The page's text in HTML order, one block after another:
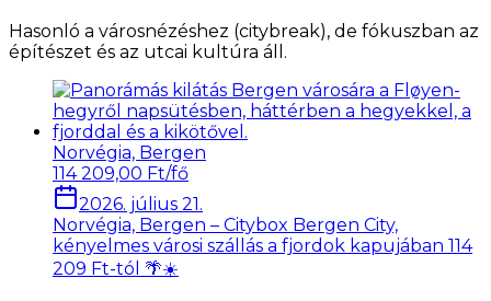
Hasonló a városnézéshez (citybreak), de fókuszban az
építészet és az utcai kultúra áll.
Norvégia, Bergen
114 209,00 Ft/fő
2026. július 21.
Norvégia, Bergen – Citybox Bergen City,
kényelmes városi szállás a fjordok kapujában 114
209 Ft-tól 🌴☀️